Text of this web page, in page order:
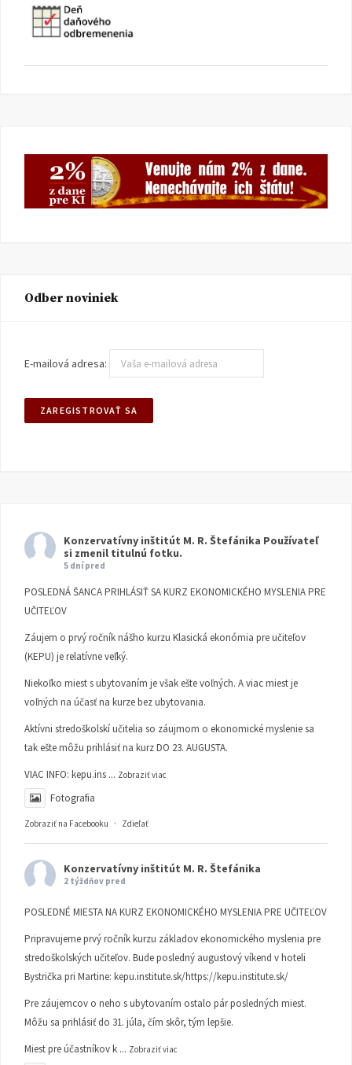
Odber noviniek
E-mailová adresa:
Konzervatívny inštitút M. R. Štefánika Používateľ
si zmenil titulnú fotku.
5 dní pred
POSLEDNÁ ŠANCA PRIHLÁSIŤ SA KURZ EKONOMICKÉHO MYSLENIA PRE
UČITEĽOV
Záujem o prvý ročník nášho kurzu Klasická ekonómia pre učiteľov
(KEPU) je relatívne veľký.
Niekoľko miest s ubytovaním je však ešte voľných. A viac miest je
voľných na účasť na kurze bez ubytovania.
Aktívni stredoškolskí učitelia so záujmom o ekonomické myslenie sa
tak ešte môžu prihlásiť na kurz DO 23. AUGUSTA.
VIAC INFO: kepu.ins ... Zobraziť viac
Fotografia
Zobraziť na Facebooku · Zdieľať
Konzervatívny inštitút M. R. Štefánika
2 týždňov pred
POSLEDNÉ MIESTA NA KURZ EKONOMICKÉHO MYSLENIA PRE UČITEĽOV
Pripravujeme prvý ročník kurzu základov ekonomického myslenia pre
stredoškolských učiteľov. Bude posledný augustový víkend v hoteli
Bystrička pri Martine: kepu.institute.sk/https://kepu.institute.sk/
Pre záujemcov o neho s ubytovaním ostalo pár posledných miest.
Môžu sa prihlásiť do 31. júla, čím skôr, tým lepšie.
Miest pre účastníkov k ... Zobraziť viac